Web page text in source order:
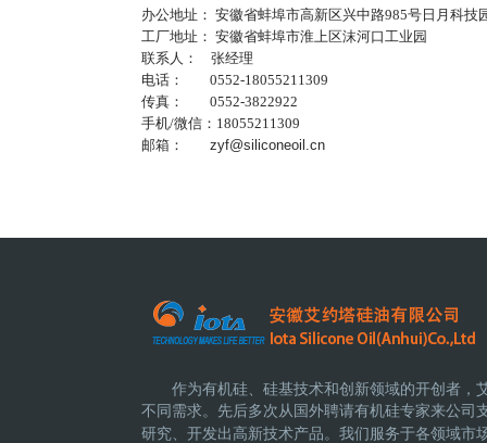
办公地址： 安徽省蚌埠市高新区兴中路985号日月科技
工厂地址： 安徽省蚌埠市淮上区沫河口工业园
联系人： 张经理
电话： 0552-18055211309
传真： 0552-3822922
手机/微信：18055211309
邮箱： zyf@siliconeoil.cn
作为有机硅、硅基技术和创新领域的开创者，
不同需求。先后多次从国外聘请有机硅专家来公司
研究、开发出高新技术产品。 我们服务于各领域市